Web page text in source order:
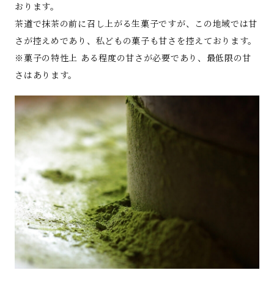
おります。
茶道で抹茶の前に召し上がる生菓子ですが、この地域では甘
さが控えめであり、私どもの菓子も甘さを控えております。
※菓子の特性上 ある程度の甘さが必要であり、最低限の甘
さはあります。